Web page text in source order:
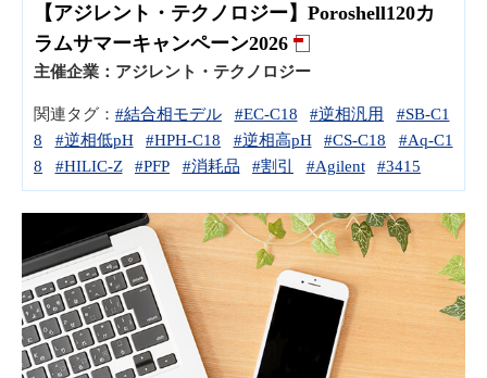
【アジレント・テクノロジー】Poroshell120カ
ラムサマーキャンペーン2026
主催企業： アジレント・テクノロジー
関連タグ： #結合相モデル #EC-C18 #逆相汎用
#SB-C1
8
#逆相低pH #HPH-C18 #逆相高pH #CS-C18
#Aq-C1
8
#HILIC-Z #PFP #消耗品 #割引 #Agilent #3415